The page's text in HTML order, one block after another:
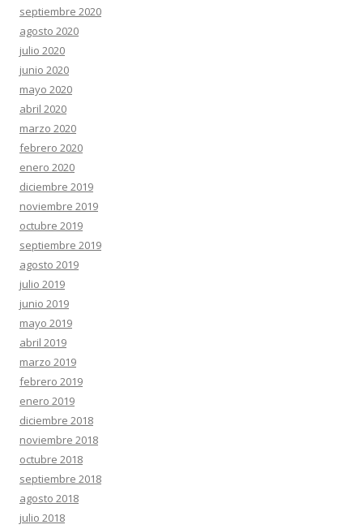
septiembre 2020
agosto 2020
julio 2020
junio 2020
mayo 2020
abril 2020
marzo 2020
febrero 2020
enero 2020
diciembre 2019
noviembre 2019
octubre 2019
septiembre 2019
agosto 2019
julio 2019
junio 2019
mayo 2019
abril 2019
marzo 2019
febrero 2019
enero 2019
diciembre 2018
noviembre 2018
octubre 2018
septiembre 2018
agosto 2018
julio 2018